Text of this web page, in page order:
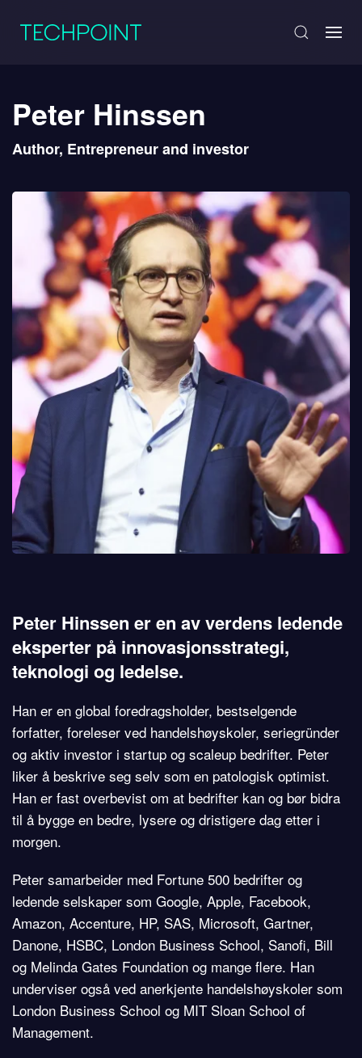
Peter Hinssen
Author, Entrepreneur and investor
Peter Hinssen er en av verdens ledende
eksperter på innovasjonsstrategi,
teknologi og ledelse.
Han er en global foredragsholder, bestselgende
forfatter, foreleser ved handelshøyskoler, seriegründer
og aktiv investor i startup og scaleup bedrifter. Peter
liker å beskrive seg selv som en patologisk optimist.
Han er fast overbevist om at bedrifter kan og bør bidra
til å bygge en bedre, lysere og dristigere dag etter i
morgen.
Peter samarbeider med Fortune 500 bedrifter og
ledende selskaper som Google, Apple, Facebook,
Amazon, Accenture, HP, SAS, Microsoft, Gartner,
Danone, HSBC, London Business School, Sanofi, Bill
og Melinda Gates Foundation og mange flere. Han
underviser også ved anerkjente handelshøyskoler som
London Business School og MIT Sloan School of
Management.